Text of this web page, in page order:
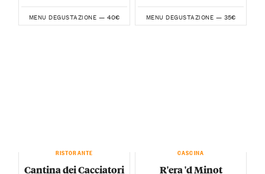
MENU DEGUSTAZIONE — 40€ MENU DEGUSTAZIONE — 35€
RISTORANTE
Cantina dei Cacciatori
CASCINA
R'era 'd Minot